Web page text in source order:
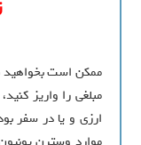
ممکن است بخواهید
مبلغی را واریز
ارزی و یا در سفر